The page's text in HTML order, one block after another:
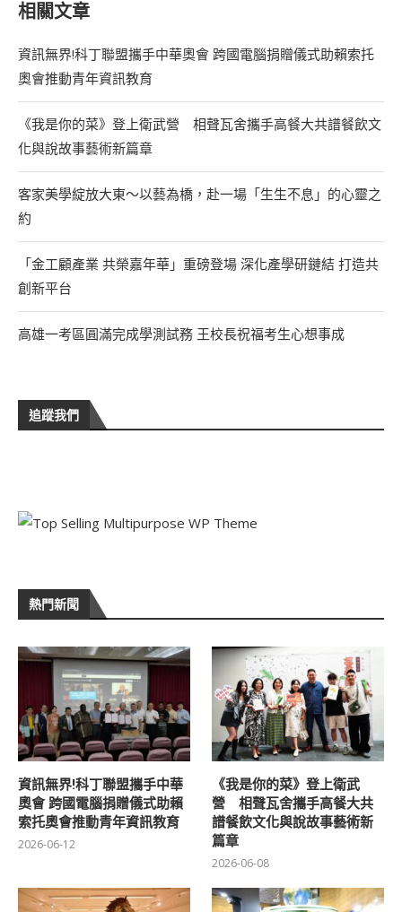
相關文章
資訊無界!科丁聯盟攜手中華奧會 跨國電腦捐贈儀式助賴索托
奧會推動青年資訊教育
《我是你的菜》登上衛武營 相聲瓦舍攜手高餐大共譜餐飲文
化與說故事藝術新篇章
客家美學綻放大東～以藝為橋，赴一場「生生不息」的心靈之
約
「金工顧產業 共榮嘉年華」重磅登場 深化產學研鏈結 打造共
創新平台
高雄一考區圓滿完成學測試務 王校長祝福考生心想事成
追蹤我們
熱門新聞
資訊無界!科丁聯盟攜手中華
奧會 跨國電腦捐贈儀式助賴
索托奧會推動青年資訊教育
2026-06-12
《我是你的菜》登上衛武
營 相聲瓦舍攜手高餐大共
譜餐飲文化與說故事藝術新
篇章
2026-06-08